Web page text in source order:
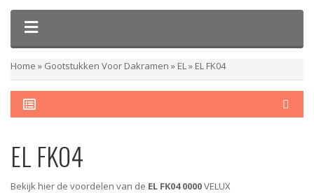
Home » Gootstukken Voor Dakramen » EL» EL FK04
EL FK04
Bekijk hier de voordelen van de EL FK04 0000VELUX